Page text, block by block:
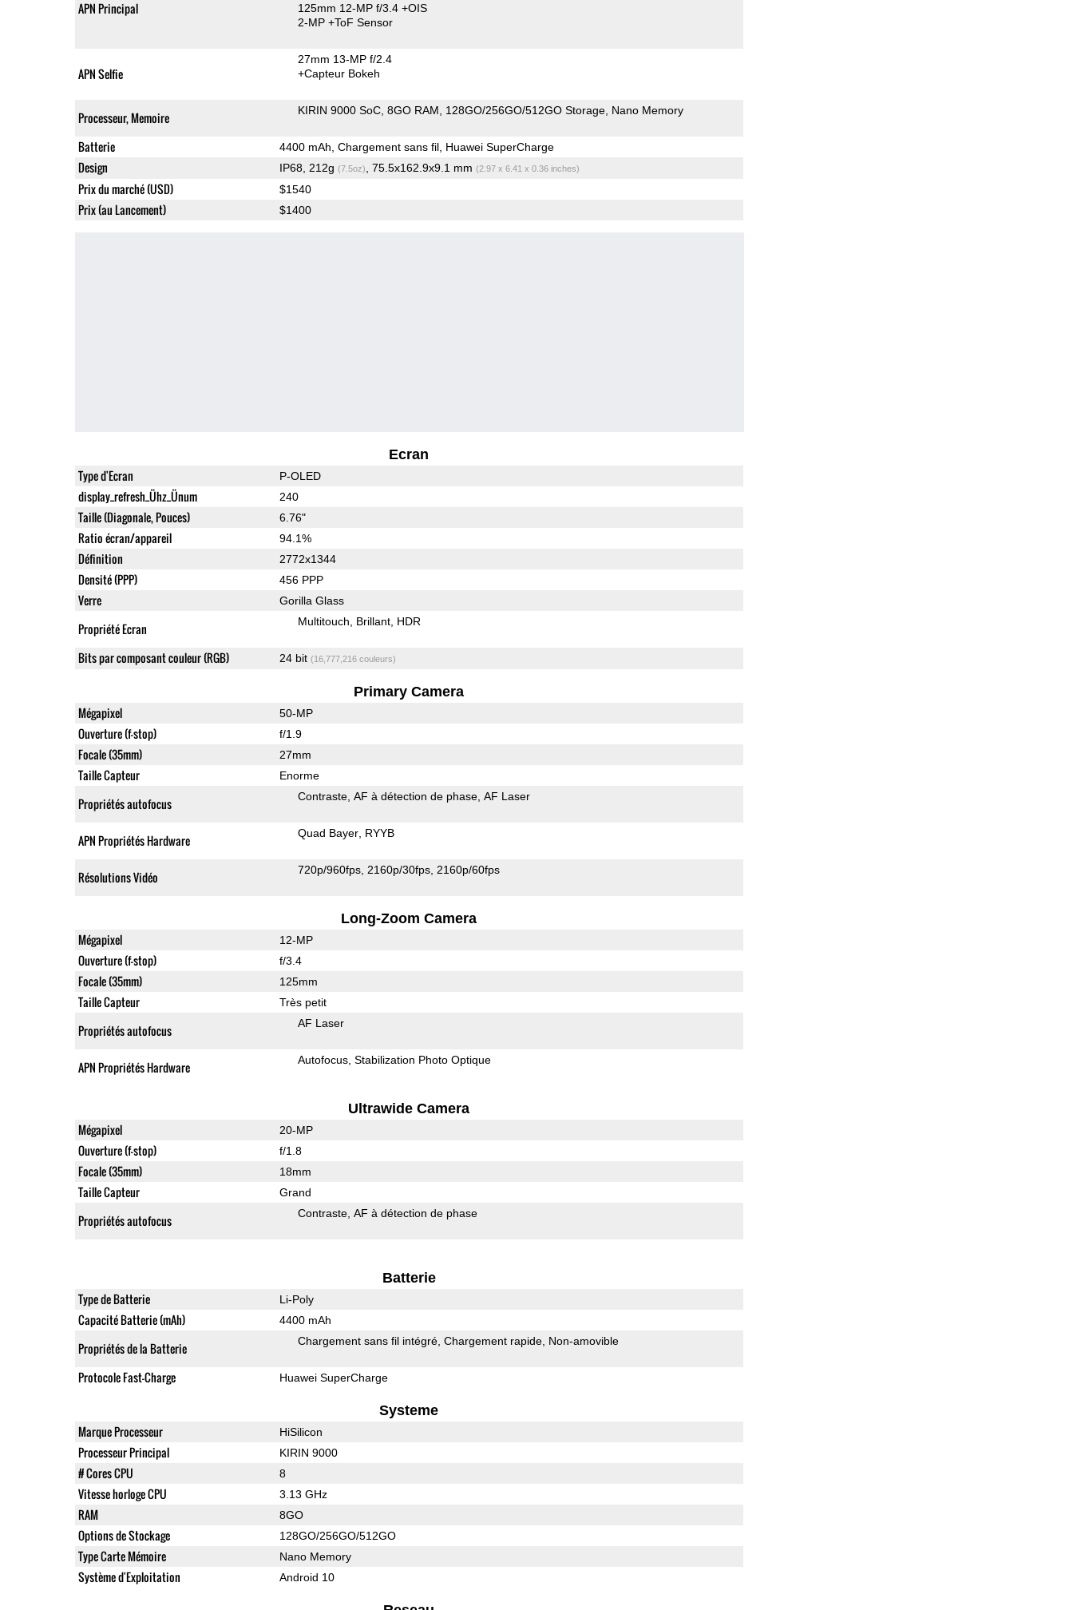
APN Principal
125mm 12-MP f/3.4 +OIS
2-MP +ToF Sensor
APN Selfie
27mm 13-MP f/2.4
+Capteur Bokeh
Processeur, Memoire KIRIN 9000 SoC 8GO RAM 128GO/256GO/512GO Storage Nano Memory
Batterie 4400 mAh, Chargement sans fil, Huawei SuperCharge
Design IP68, 212g (7.5oz) , 75.5x162.9x9.1 mm (2.97 x 6.41 x 0.36 inches)
Prix du marché (USD) $1540
Prix (au Lancement) $1400
Ecran
Type d'Ecran P-OLED
display_refresh_Ühz_Ünum 240
Taille (Diagonale, Pouces) 6.76"
Ratio écran/appareil 94.1%
Définition 2772x1344
Densité (PPP) 456 PPP
Verre Gorilla Glass
Propriété Ecran Multitouch Brillant HDR
Bits par composant couleur (RGB) 24 bit (16,777,216 couleurs)
Primary Camera
Mégapixel 50-MP
Ouverture (f-stop) f/1.9
Focale (35mm) 27mm
Taille Capteur Enorme
Propriétés autofocus Contraste AF à détection de phase AF Laser
APN Propriétés Hardware Quad Bayer RYYB
Résolutions Vidéo 720p/960fps 2160p/30fps 2160p/60fps
Long-Zoom Camera
Mégapixel 12-MP
Ouverture (f-stop) f/3.4
Focale (35mm) 125mm
Taille Capteur Très petit
Propriétés autofocus AF Laser
APN Propriétés Hardware Autofocus Stabilization Photo Optique
Ultrawide Camera
Mégapixel 20-MP
Ouverture (f-stop) f/1.8
Focale (35mm) 18mm
Taille Capteur Grand
Propriétés autofocus Contraste AF à détection de phase
Batterie
Type de Batterie Li-Poly
Capacité Batterie (mAh) 4400 mAh
Propriétés de la Batterie Chargement sans fil intégré Chargement rapide Non-amovible
Protocole Fast-Charge Huawei SuperCharge
Systeme
Marque Processeur HiSilicon
Processeur Principal KIRIN 9000
# Cores CPU 8
Vitesse horloge CPU 3.13 GHz
RAM 8GO
Options de Stockage 128GO/256GO/512GO
Type Carte Mémoire Nano Memory
Système d'Exploitation Android 10